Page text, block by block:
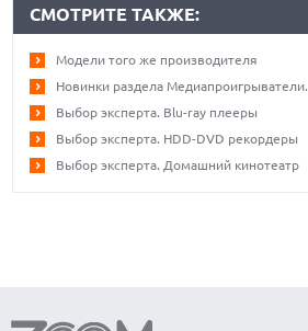
СМОТРИТЕ ТАКЖЕ:
Модели того же производителя
Новинки раздела Медиапроигрыватели.
Выбор эксперта. Blu-ray плееры
Выбор эксперта. HDD-DVD рекордеры
Выбор эксперта. Домашний кинотеатр